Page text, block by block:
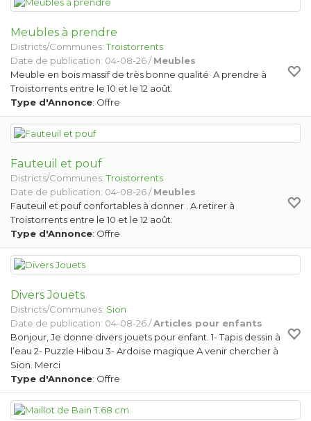
Meubles à prendre
Districts/Communes:Troistorrents
Date de publication: 04-08-26 /Meubles
Meuble en bois massif de très bonne qualité A prendre à
Troistorrents entre le 10 et le 12 août.
Type d'Annonce: Offre
Fauteuil et pouf
Districts/Communes:Troistorrents
Date de publication: 04-08-26 /Meubles
Fauteuil et pouf confortables à donner . A retirer à
Troistorrents entre le 10 et le 12 août.
Type d'Annonce: Offre
Divers Jouets
Districts/Communes: Sion
Date de publication: 04-08-26 /Articles pour enfants
Bonjour, Je donne divers jouets pour enfant. 1- Tapis dessin à
l’eau 2- Puzzle Hibou 3- Ardoise magique A venir chercher à
Sion. Merci
Type d'Annonce: Offre